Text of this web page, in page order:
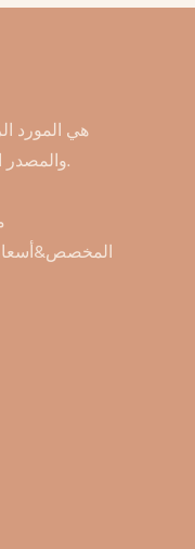
والمصدر المحترف وتصنيع الحجاب منذ 15 عامًا.
المخصص&أسعار